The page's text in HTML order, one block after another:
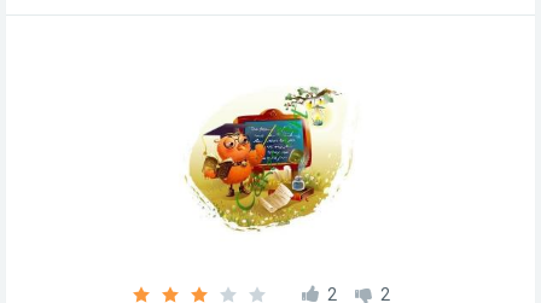
2 2